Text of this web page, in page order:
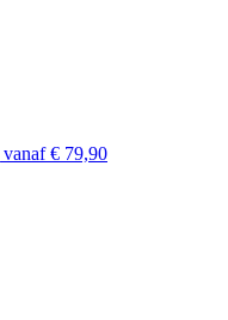
vanaf € 79,90